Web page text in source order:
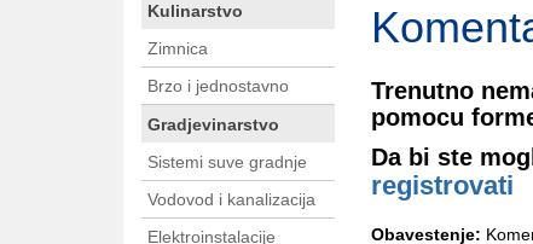
Trenutno
pomocu
Da bi ste
registrovati
Obavestenje:
Kulinarstvo
Zimnica
Brzo i jednostavno
Gradjevinarstvo
Sistemi suve gradnje
Vodovod i kanalizacija
Elektroinstalacije